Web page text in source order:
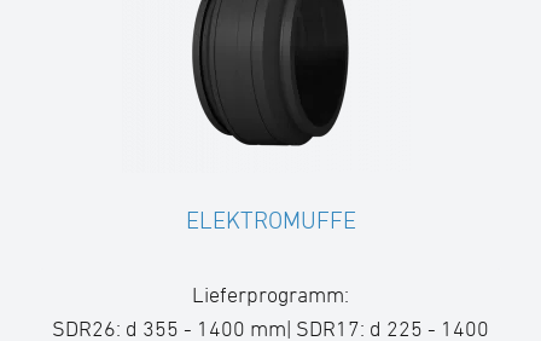
ELEKTROMUFFE
Lieferprogramm:
SDR26: d 355 - 1400 mm| SDR17: d 225 - 1400